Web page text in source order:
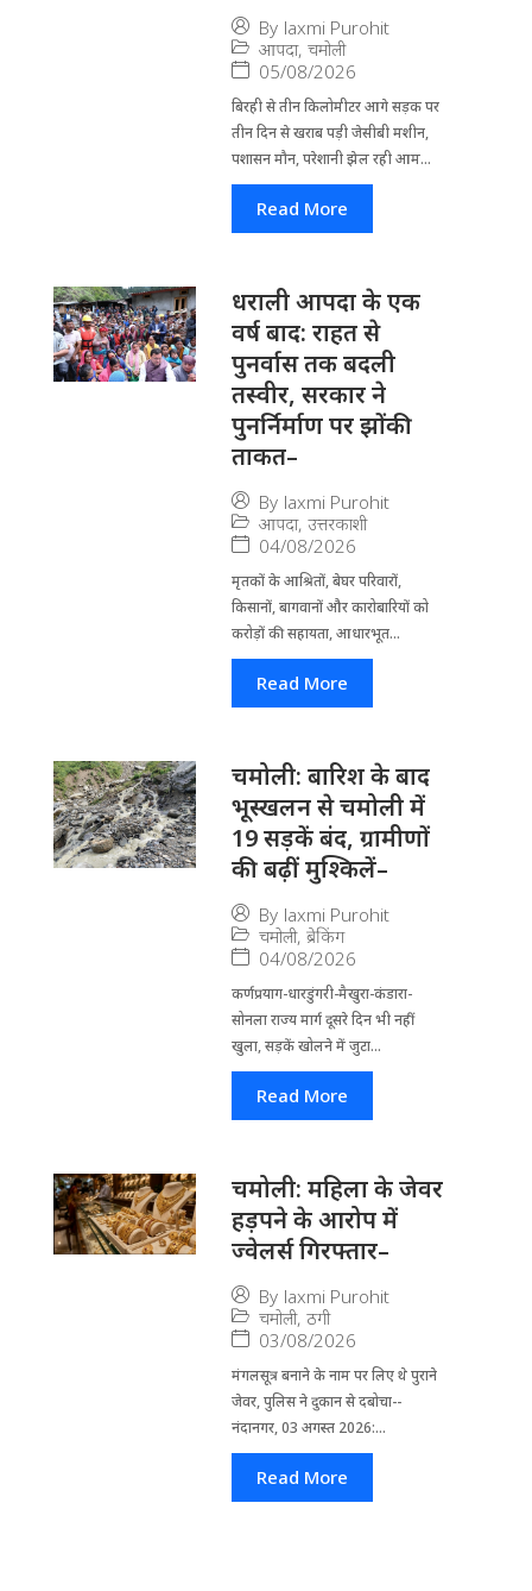
By laxmi Purohit
आपदा, चमोली
05/08/2026
बिरही से तीन किलोमीटर आगे सड़क पर
तीन दिन से खराब पड़ी जेसीबी मशीन,
पशासन मौन, परेशानी झेल रही आम...
Read More
धराली आपदा के एक
वर्ष बाद: राहत से
पुनर्वास तक बदली
तस्वीर, सरकार ने
पुनर्निर्माण पर झोंकी
ताकत–
By laxmi Purohit
आपदा, उत्तरकाशी
04/08/2026
मृतकों के आश्रितों, बेघर परिवारों,
किसानों, बागवानों और कारोबारियों को
करोड़ों की सहायता, आधारभूत...
Read More
चमोली: बारिश के बाद
भूस्खलन से चमोली में
19 सड़कें बंद, ग्रामीणों
की बढ़ीं मुश्किलें–
By laxmi Purohit
चमोली, ब्रेकिंग
04/08/2026
कर्णप्रयाग-धारडुंगरी-मैखुरा-कंडारा-
सोनला राज्य मार्ग दूसरे दिन भी नहीं
खुला, सड़कें खोलने में जुटा...
Read More
चमोली: महिला के जेवर
हड़पने के आरोप में
ज्वेलर्स गिरफ्तार–
By laxmi Purohit
चमोली, ठगी
03/08/2026
मंगलसूत्र बनाने के नाम पर लिए थे पुराने
जेवर, पुलिस ने दुकान से दबोचा--
नंदानगर, 03 अगस्त 2026:...
Read More